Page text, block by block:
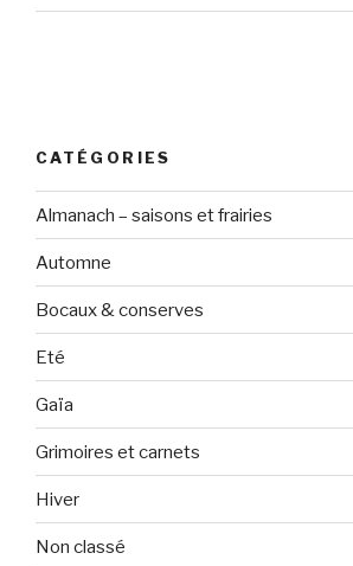
CATÉGORIES
Almanach – saisons et frairies
Automne
Bocaux & conserves
Eté
Gaïa
Grimoires et carnets
Hiver
Non classé